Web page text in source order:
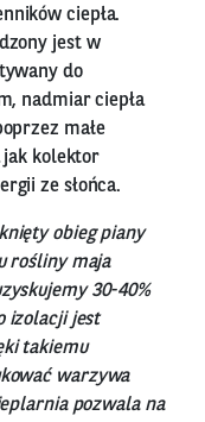
ciepła.
jest w
do
nadmiar ciepła
małe
jak kolektor
ze słońca.
obieg piany
rośliny maja
30-40%
izolacji jest
takiemu
warzywa
pozwala na